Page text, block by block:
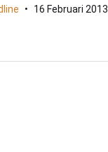
16 Februari 2013